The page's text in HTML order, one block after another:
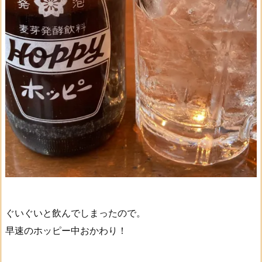
ぐいぐいと飲んでしまったので。
早速のホッピー中おかわり！